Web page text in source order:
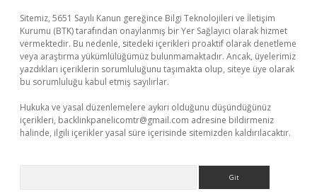
Sitemiz, 5651 Sayılı Kanun gereğince Bilgi Teknolojileri ve İletişim
Kurumu (BTK) tarafından onaylanmış bir Yer Sağlayıcı olarak hizmet
vermektedir. Bu nedenle, sitedeki içerikleri proaktif olarak denetleme
veya araştırma yükümlülüğümüz bulunmamaktadır. Ancak, üyelerimiz
yazdıkları içeriklerin sorumluluğunu taşımakta olup, siteye üye olarak
bu sorumluluğu kabul etmiş sayılırlar.
Hukuka ve yasal düzenlemelere aykırı olduğunu düşündüğünüz
içerikleri, backlinkpanelicomtr@gmail.com adresine bildirmeniz
halinde, ilgili içerikler yasal süre içerisinde sitemizden kaldırılacaktır.